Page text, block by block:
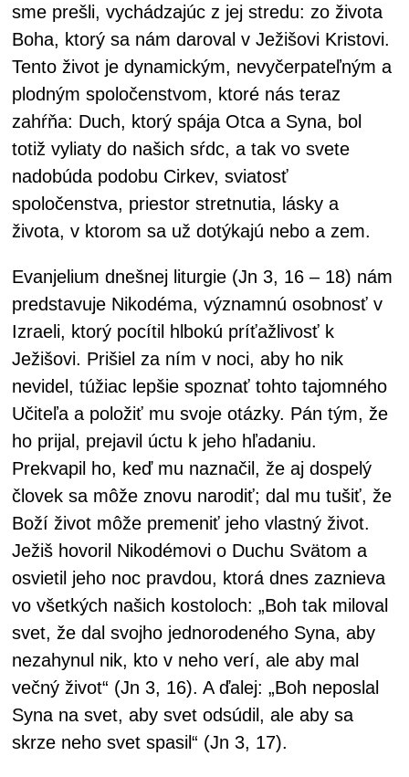
sme prešli, vychádzajúc z jej stredu: zo života
Boha, ktorý sa nám daroval v Ježišovi Kristovi.
Tento život je dynamickým, nevyčerpateľným a
plodným spoločenstvom, ktoré nás teraz
zahŕňa: Duch, ktorý spája Otca a Syna, bol
totiž vyliaty do našich sŕdc, a tak vo svete
nadobúda podobu Cirkev, sviatosť
spoločenstva, priestor stretnutia, lásky a
života, v ktorom sa už dotýkajú nebo a zem.
Evanjelium dnešnej liturgie (Jn 3, 16 – 18) nám
predstavuje Nikodéma, významnú osobnosť v
Izraeli, ktorý pocítil hlbokú príťažlivosť k
Ježišovi. Prišiel za ním v noci, aby ho nik
nevidel, túžiac lepšie spoznať tohto tajomného
Učiteľa a položiť mu svoje otázky. Pán tým, že
ho prijal, prejavil úctu k jeho hľadaniu.
Prekvapil ho, keď mu naznačil, že aj dospelý
človek sa môže znovu narodiť; dal mu tušiť, že
Boží život môže premeniť jeho vlastný život.
Ježiš hovoril Nikodémovi o Duchu Svätom a
osvietil jeho noc pravdou, ktorá dnes zaznieva
vo všetkých našich kostoloch: „Boh tak miloval
svet, že dal svojho jednorodeného Syna, aby
nezahynul nik, kto v neho verí, ale aby mal
večný život“ (Jn 3, 16). A ďalej: „Boh neposlal
Syna na svet, aby svet odsúdil, ale aby sa
skrze neho svet spasil“ (Jn 3, 17).